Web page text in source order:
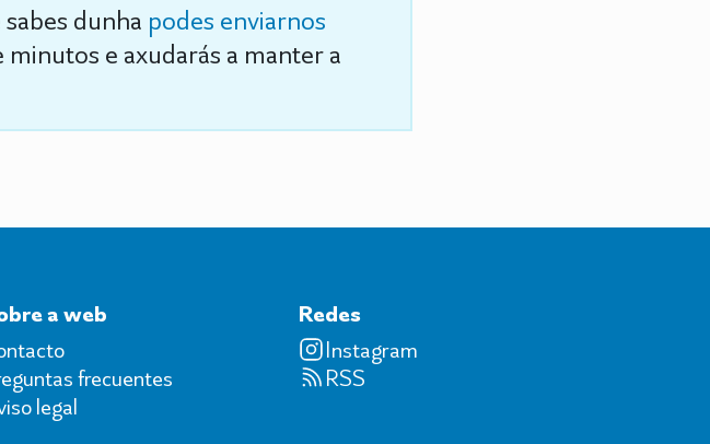
dunha podes enviarnos
minutos e axudarás a manter a
a web
frecuentes
legal
Redes
Instagram
RSS